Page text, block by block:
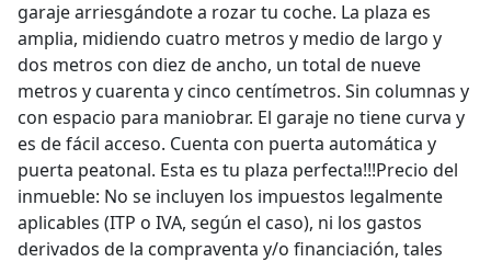
garaje arriesgándote a rozar tu coche. La plaza es
amplia, midiendo cuatro metros y medio de largo y
dos metros con diez de ancho, un total de nueve
metros y cuarenta y cinco centímetros. Sin columnas y
con espacio para maniobrar. El garaje no tiene curva y
es de fácil acceso. Cuenta con puerta automática y
puerta peatonal. Esta es tu plaza perfecta!!!Precio del
inmueble: No se incluyen los impuestos legalmente
aplicables (ITP o IVA, según el caso), ni los gastos
derivados de la compraventa y/o financiación, tales